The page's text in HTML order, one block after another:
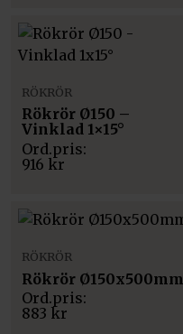
RÖKRÖR
Rökrör Ø150 –
Vinklad 1×15°
916 kr
RÖKRÖR
Rökrör Ø150x500mm
883 kr